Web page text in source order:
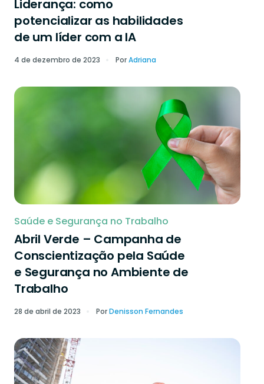
Liderança: como
potencializar as habilidades
de um líder com a IA
4 de dezembro de 2023 PorAdriana
Saúde e Segurança no Trabalho
Abril Verde – Campanha de
Conscientização pela Saúde
e Segurança no Ambiente de
Trabalho
28 de abril de 2023 PorDenisson Fernandes